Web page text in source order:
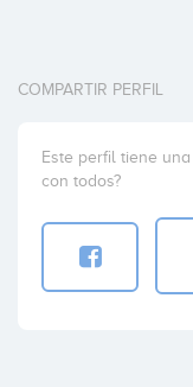
COMPARTIR PERFIL
Este perfil tiene
con todos?